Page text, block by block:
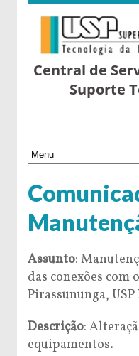
Central de
Suporte
Assunto:
das conexões com
Pirassununga,
Descrição:
equipamentos.